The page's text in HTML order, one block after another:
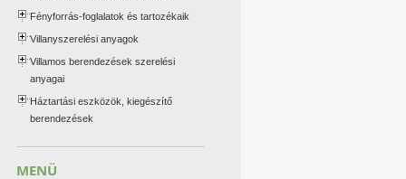
Fényforrás-foglalatok és tartozékaik
Villanyszerelési anyagok
Villamos berendezések szerelési
anyagai
Háztartási eszközök, kiegészítő
berendezések
MENÜ